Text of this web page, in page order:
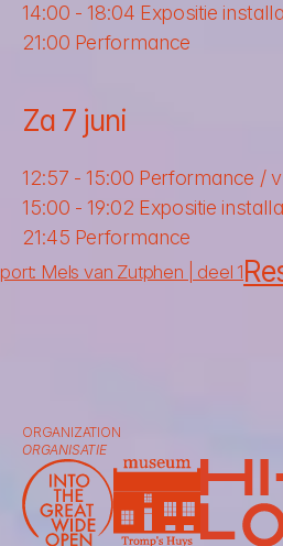
14:00 - 18:04 Expositie
21:00 Performance
Za 7 juni
12:57 - 15:00 Performance /
15:00 - 19:02 Expositie
21:45 Performance
Mels van Zutphen | deel 1
ORGANIZATION
ORGANISATIE